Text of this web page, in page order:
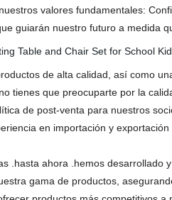
valores fundamentales:
guiarán nuestro futuro a medida
de alta calidad, así como
tienes que preocuparte por la
de post-venta para nuestros
en importación y
.hasta ahora .hemos
gama de productos,